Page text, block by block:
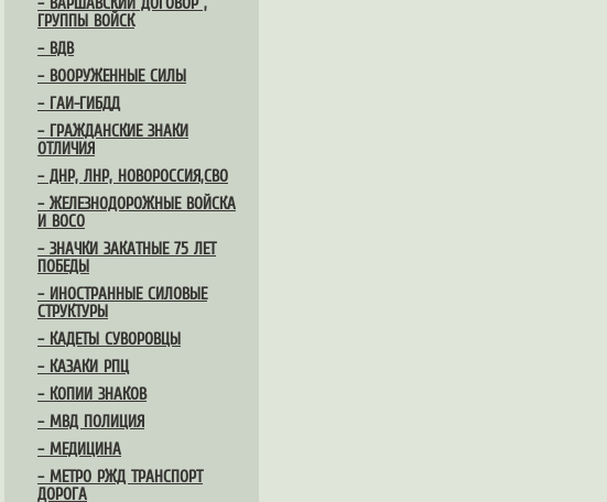
ГРУППЫ ВОЙСК
– ВДВ
– ВООРУЖЕННЫЕ СИЛЫ
– ГАИ-ГИБДД
– ГРАЖДАНСКИЕ ЗНАКИ
ОТЛИЧИЯ
– ДНР, ЛНР, НОВОРОССИЯ,СВО
– ЖЕЛЕЗНОДОРОЖНЫЕ ВОЙСКА
И ВОСО
– ЗНАЧКИ ЗАКАТНЫЕ 75 ЛЕТ
ПОБЕДЫ
– ИНОСТРАННЫЕ СИЛОВЫЕ
СТРУКТУРЫ
– КАДЕТЫ СУВОРОВЦЫ
– КАЗАКИ РПЦ
– КОПИИ ЗНАКОВ
– МВД ПОЛИЦИЯ
– МЕДИЦИНА
– МЕТРО РЖД ТРАНСПОРТ
ДОРОГА